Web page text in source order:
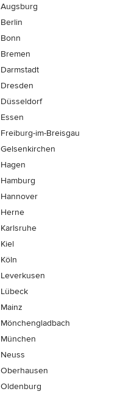
Augsburg
Berlin
Bonn
Bremen
Darmstadt
Dresden
Düsseldorf
Essen
Freiburg-im-Breisgau
Gelsenkirchen
Hagen
Hamburg
Hannover
Herne
Karlsruhe
Kiel
Köln
Leverkusen
Lübeck
Mainz
Mönchen­gladbach
München
Neuss
Oberhausen
Oldenburg